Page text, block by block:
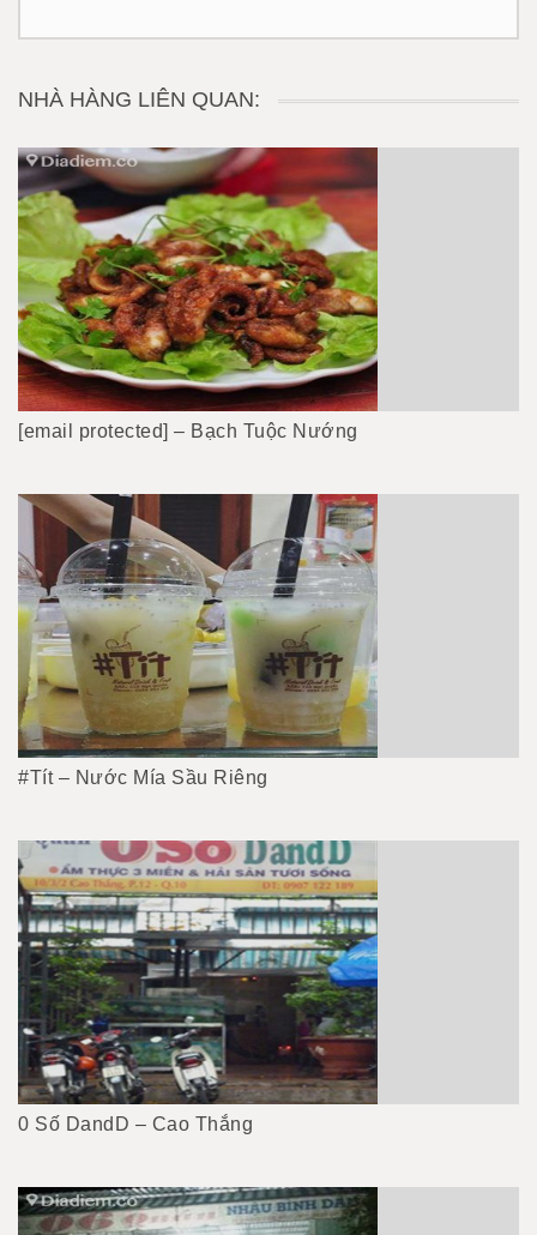
NHÀ HÀNG LIÊN QUAN:
[email protected] – Bạch Tuộc Nướng
#Tít – Nước Mía Sầu Riêng
0 Số DandD – Cao Thắng